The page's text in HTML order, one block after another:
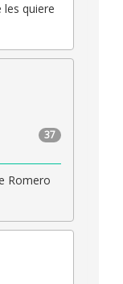
les quiere
37
Romero